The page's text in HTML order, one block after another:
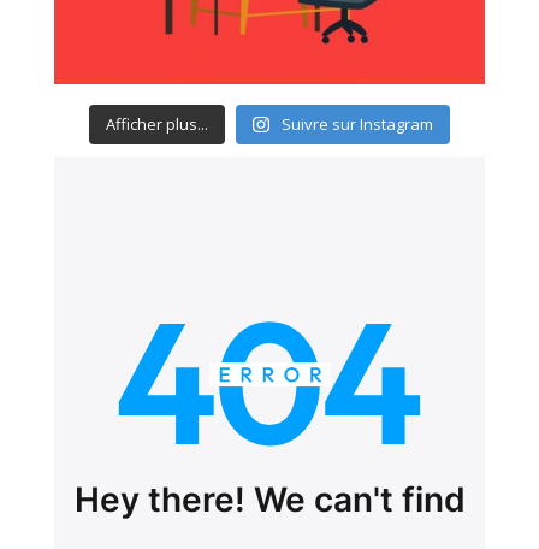
Afficher plus... Suivre sur Instagram